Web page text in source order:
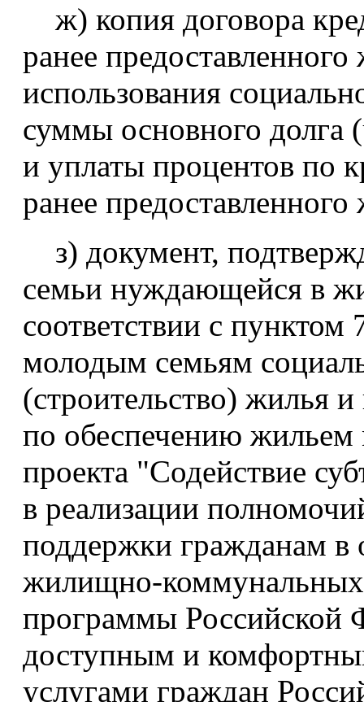
ж) копия договора
ранее
использования
суммы основного долга
и уплаты процентов по
ранее
з) документ,
семьи нуждающейся в
соответствии с пунктом
молодым семьям
(строительство) жилья
по обеспечению жильем
проекта "Содействие
в реализации
поддержки гражданам в
жилищно-коммунальных
программы Российской
доступным и
услугами граждан